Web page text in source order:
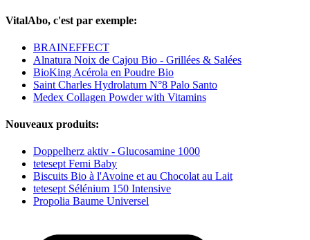
VitalAbo, c'est par exemple:
BRAINEFFECT
Alnatura Noix de Cajou Bio - Grillées & Salées
BioKing Acérola en Poudre Bio
Saint Charles Hydrolatum N°8 Palo Santo
Medex Collagen Powder with Vitamins
Nouveaux produits:
Doppelherz aktiv - Glucosamine 1000
tetesept Femi Baby
Biscuits Bio à l'Avoine et au Chocolat au Lait
tetesept Sélénium 150 Intensive
Propolia Baume Universel